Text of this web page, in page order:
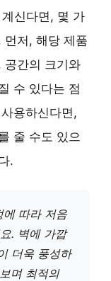
신다면, 몇 가
먼저, 해당 제품
공간의 크기와
수 있다는 점
용하신다면,
줄 수도 있으
.
에 따라 저음
. 벽에 가깝
더욱 풍성하
며 최적의